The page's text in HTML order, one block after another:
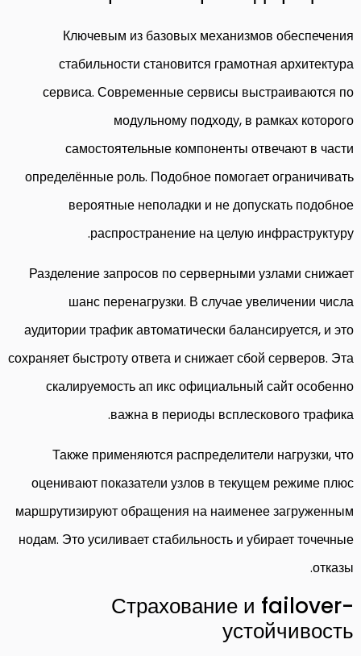
Ключевым из базовых механизмов обеспечения
стабильности становится грамотная архитектура
сервиса. Современные сервисы выстраиваются по
модульному подходу, в рамках которого
самостоятельные компоненты отвечают в части
определённые роль. Подобное помогает ограничивать
вероятные неполадки и не допускать подобное
распространение на целую инфраструктуру.
Разделение запросов по серверными узлами снижает
шанс перенагрузки. В случае увеличении числа
аудитории трафик автоматически балансируется, и это
сохраняет быстроту ответа и снижает сбой серверов. Эта
скалируемость ап икс официальный сайт особенно
важна в периоды всплескового трафика.
Также применяются распределители нагрузки, что
оценивают показатели узлов в текущем режиме плюс
маршрутизируют обращения на наименее загруженным
нодам. Это усиливает стабильность и убирает точечные
отказы.
Страхование и failover-
устойчивость